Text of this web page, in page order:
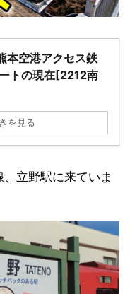
本空港アクセス鉄
トの現在[2212南
を見る
立野駅に来ていま